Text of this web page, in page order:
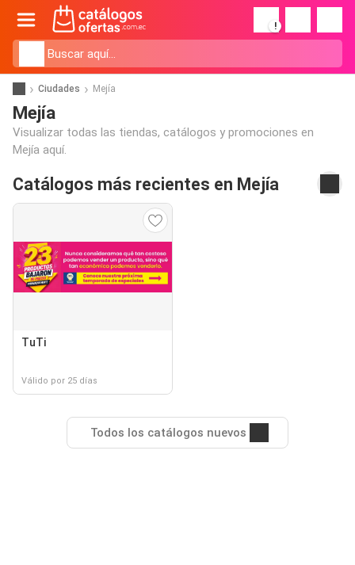
!
Ciudades Mejía
Mejía
Visualizar todas las tiendas, catálogos y promociones en
Mejía aquí.
Catálogos más recientes en Mejía
TuTi
Válido por 25 días
Todos los catálogos nuevos